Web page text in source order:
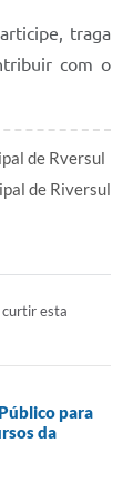
traga
com o
de Rversul
de Riversul
curtir esta
para
da